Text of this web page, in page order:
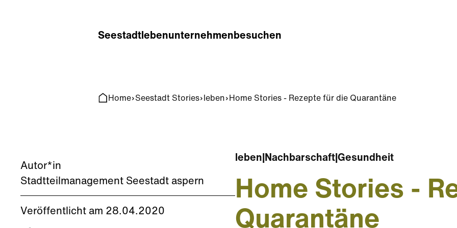
Seestadtlebenunternehmenbesuchen
Home Seestadt Stories leben Home Stories - Rezepte für die Quarantäne
Autor*in
Stadtteilmanagement Seestadt aspern
Veröffentlicht am 28.04.2020
leben Nachbarschaft |Gesundheit
Home Stories -
Quarantäne